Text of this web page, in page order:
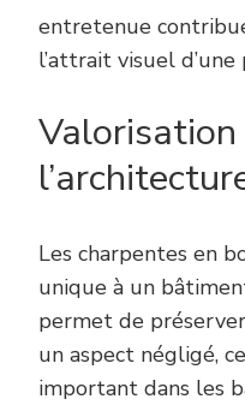
entretenue
l’attrait visuel
Valorisation
Les charpentes en
unique à un
permet de
un aspect négligé,
important dans les